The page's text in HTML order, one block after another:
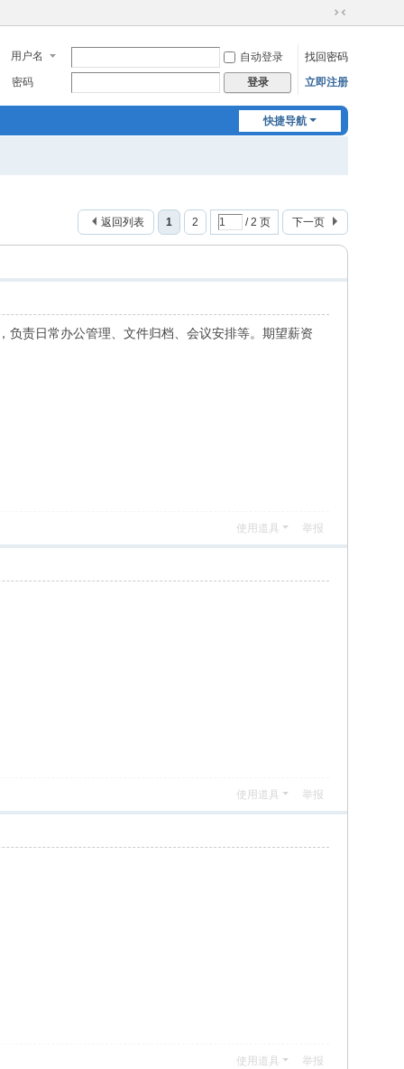
切
到
窄
用户名 自动登录
找回密码
密码
登录 立即注册
快捷导航
1 2 / 2 页 下一页
返回列表
责日常办公管理、文件归档、会议安排等。期望薪资
使用道具 举报
使用道具 举报
使用道具 举报